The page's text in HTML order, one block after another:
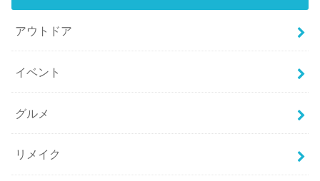
アウトドア
イベント
グルメ
リメイク